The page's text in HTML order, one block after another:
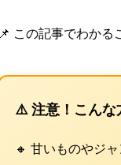
📌 この記事でわかる
⚠️ 注意！こんな
🔸 甘いものやジ